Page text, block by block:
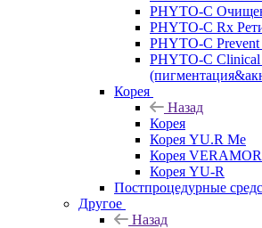
PHYTO-C
PHYTO-C Rx
PHYTO-C
PHYTO-C Clinical
Корея
Назад
Корея
Корея YU.R Me
Корея
Корея YU-R
Постпроцедурные
Другое
Назад